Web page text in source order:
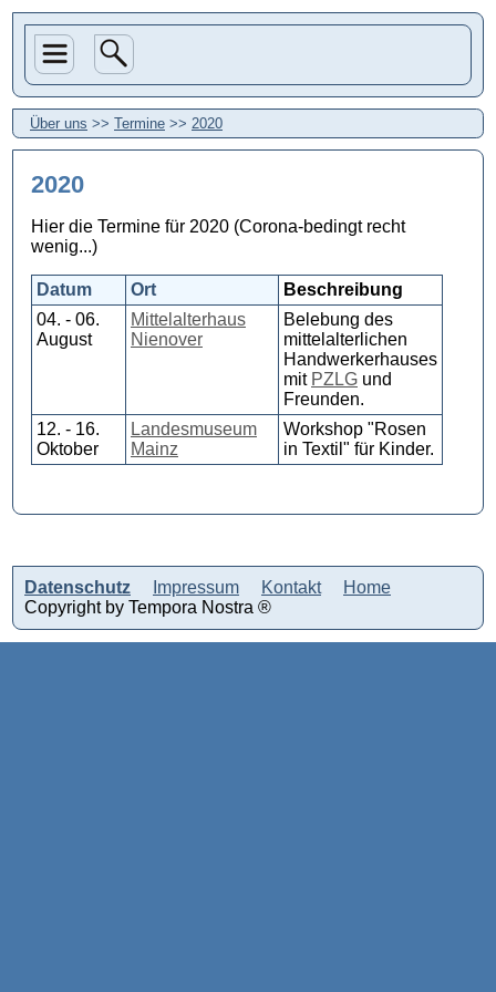
Über uns >> Termine >> 2020
2020
Hier die Termine für 2020 (Corona-bedingt recht
wenig...)
Datum Ort
Beschreibung
04. - 06.
August
Mittelalterhaus
Nienover
Belebung des
mittelalterlichen
Handwerkerhauses
mit PZLG und
Freunden.
12. - 16.
Oktober
Landesmuseum
Mainz
Workshop "Rosen
in Textil" für Kinder.
Datenschutz Impressum Kontakt
Home
Copyright by Tempora Nostra ®